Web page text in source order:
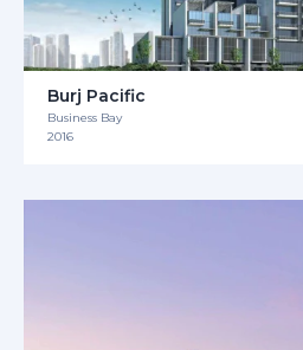
Burj Pacific
Business Bay
2016